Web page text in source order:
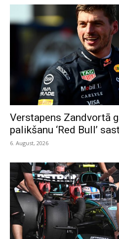
Verstapens Zandvortā
palikšanu ‘Red Bull’
6. August, 2026